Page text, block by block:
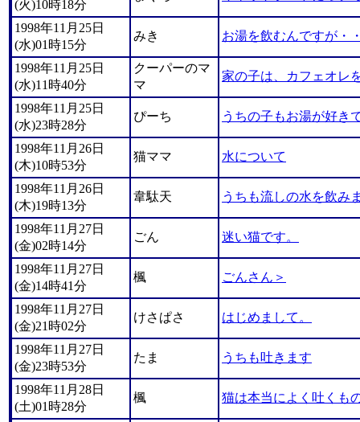
(火)10時18分
1998年11月25日
(水)01時15分
みき お湯を飲むんですが・
1998年11月25日
(水)11時40分
クーパーのマ
マ
家の子は、カフェオレ
1998年11月25日
(水)23時28分
ぴーち うちの子もお湯が好き
1998年11月26日
(木)10時53分
猫ママ 水について
1998年11月26日
(木)19時13分
韋駄天 うちも流しの水を飲み
1998年11月27日
(金)02時14分
ごん 迷い猫です。
1998年11月27日
(金)14時41分
楓 ごんさん＞
1998年11月27日
(金)21時02分
けさぱさ はじめまして。
1998年11月27日
(金)23時53分
たま うちも吐きます
1998年11月28日
(土)01時28分
楓 猫は本当によく吐くも